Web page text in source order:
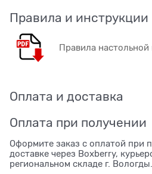
Правила и инструкции
Правила
Оплата и доставка
Оплата при получении
Оформите заказ с оплатой при
доставке через Boxberry,
региональном складе г. Вологды.